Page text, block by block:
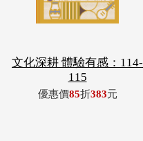
文化深耕 體驗有感：114-
115
優惠價85折383元